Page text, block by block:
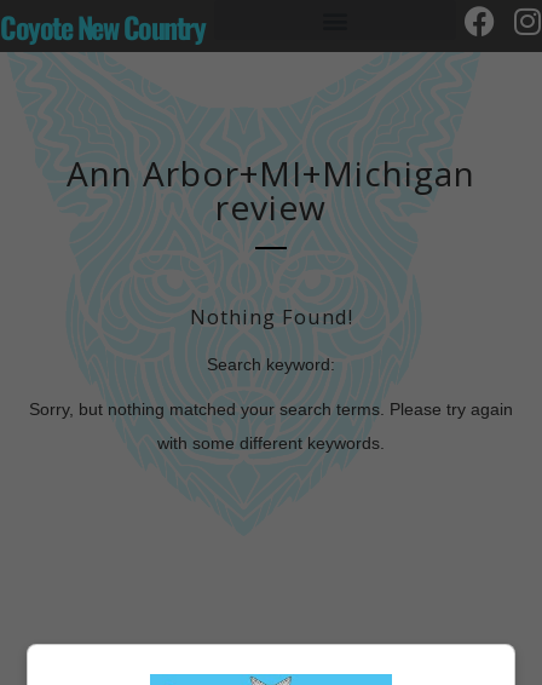
Coyote New Country
Ann Arbor+MI+Michigan
review
Nothing Found!
Search keyword:
Sorry, but nothing matched your search terms. Please try again
with some different keywords.